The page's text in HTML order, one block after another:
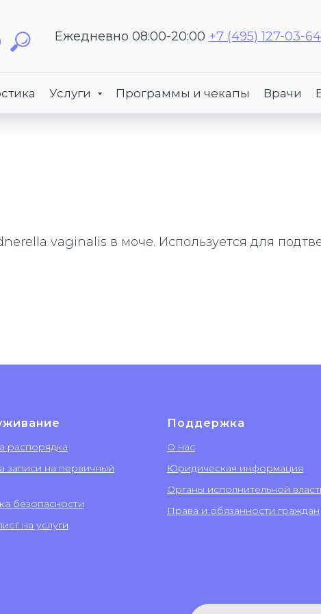
Ежедневно 08:00-20:00 +7 (495) 127-03-64
Услуги Программы и чекапы Врачи
vaginalis в моче. Используется для
распорядка
записи на первичный
безопасности
на услуги
Поддержка
О нас
Юридическая информация
Органы исполнительной
Права и обязанности граждан